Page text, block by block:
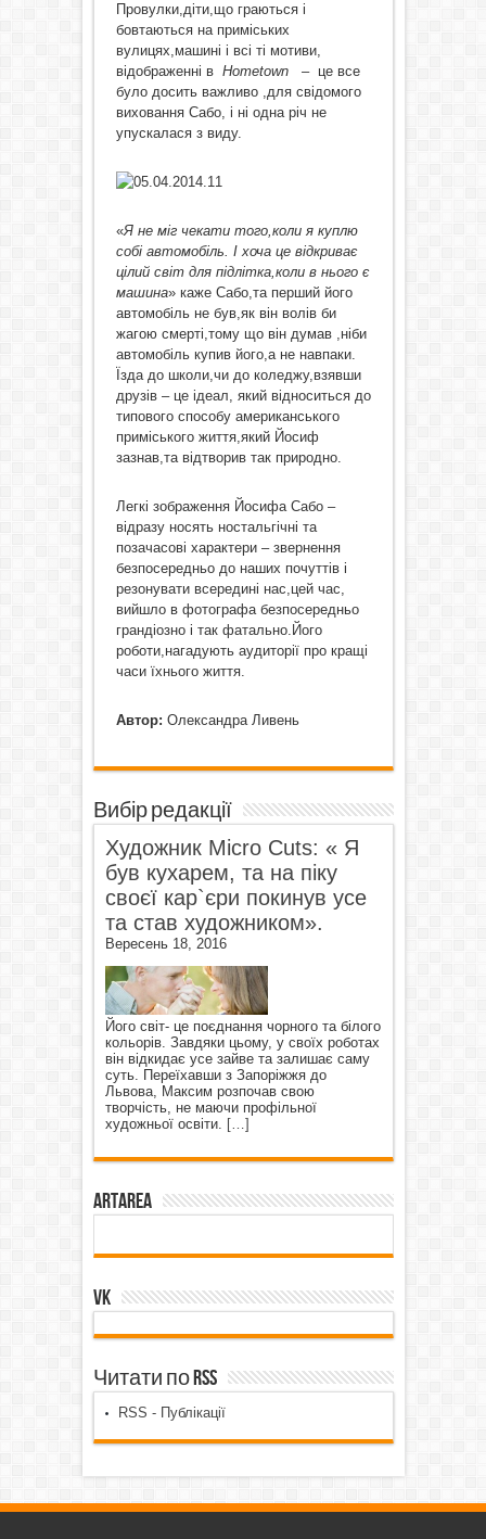
Провулки,діти,що граються і
бовтаються на приміських
вулицях,машині і всі ті мотиви,
відображенні в Hometown– це все
було досить важливо ,для свідомого
виховання Сабо, і ні одна річ не
упускалася з виду.
«Я не міг чекати того,коли я куплю
собі автомобіль. І хоча це відкриває
цілий світ для підлітка,коли в нього є
машина» каже Сабо,та перший його
автомобіль не був,як він волів би
жагою смерті,тому що він думав ,ніби
автомобіль купив його,а не навпаки.
Їзда до школи,чи до коледжу,взявши
друзів – це ідеал, який відноситься до
типового способу американського
приміського життя,який Йосиф
зазнав,та відтворив так природно.
Легкі зображення Йосифа Сабо –
відразу носять ностальгічні та
позачасові характери – звернення
безпосередньо до наших почуттів і
резонувати всередині нас,цей час,
вийшло в фотографа безпосередньо
грандіозно і так фатально.Його
роботи,нагадують аудиторії про кращі
часи їхнього життя.
Автор: Олександра Ливень
Вибір редакції
Художник Micro Cuts: « Я
був кухарем, та на піку
своєї кар`єри покинув усе
та став художником».
Вересень 18, 2016
Його світ- це поєднання чорного та білого
кольорів. Завдяки цьому, у своїх роботах
він відкидає усе зайве та залишає саму
суть. Переїхавши з Запоріжжя до
Львова, Максим розпочав свою
творчість, не маючи профільної
художньої освіти. […]
ArtArea
VK
Читати по RSS
RSS - Публікації